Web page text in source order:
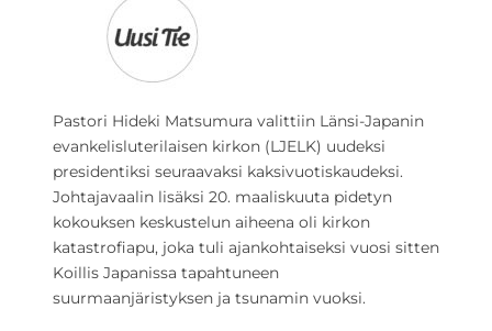
Pastori Hideki Matsumura valittiin Länsi-Japanin
evankelisluterilaisen kirkon (LJELK) uudeksi
presidentiksi seuraavaksi kaksivuotiskaudeksi.
Johtajavaalin lisäksi 20. maaliskuuta pidetyn
kokouksen keskustelun aiheena oli kirkon
katastrofiapu, joka tuli ajankohtaiseksi vuosi sitten
Koillis Japanissa tapahtuneen
suurmaanjäristyksen ja tsunamin vuoksi.